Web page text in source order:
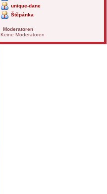
unique-dane
Štěpánka
Moderatoren
Keine Moderatoren